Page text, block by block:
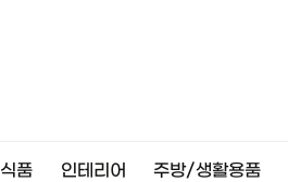
식품 인테리어 주방/생활용품